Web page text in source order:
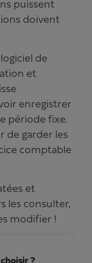
puissent
doivent
de
et
enregistrer
période fixe.
de garder les
comptable
et
les consulter,
modifier !
?